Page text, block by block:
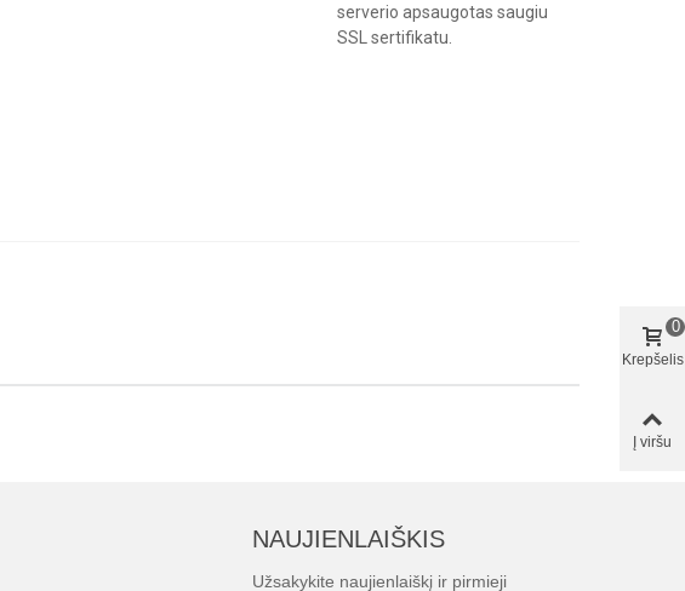
serverio apsaugotas saugiu
SSL sertifikatu.
NAUJIENLAIŠKIS
Užsakykite naujienlaiškį ir pirmieji
Krepšelis
0
Į viršu